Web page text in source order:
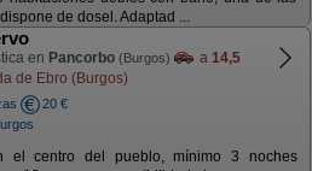
de dosel. Adaptad ...
en Pancorbo (Burgos) a 14,5
de Ebro (Burgos)
20 €
el centro del pueblo, mínimo 3 noches